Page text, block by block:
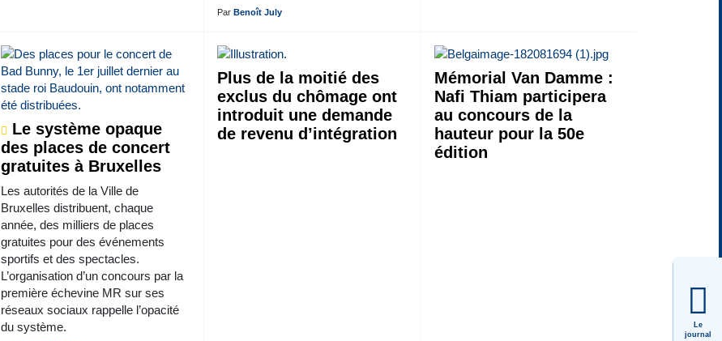
Le
journal
ParBenoît July
Le système opaque
des places de concert
gratuites à Bruxelles
Les autorités de la Ville de
Bruxelles distribuent, chaque
année, des milliers de places
gratuites pour des événements
sportifs et des spectacles.
L’organisation d’un concours par la
première échevine MR sur ses
réseaux sociaux rappelle l’opacité
du système.
Plus de la moitié des
exclus du chômage ont
introduit une demande
de revenu d’intégration
Mémorial Van Damme :
Nafi Thiam participera
au concours de la
hauteur pour la 50e
édition